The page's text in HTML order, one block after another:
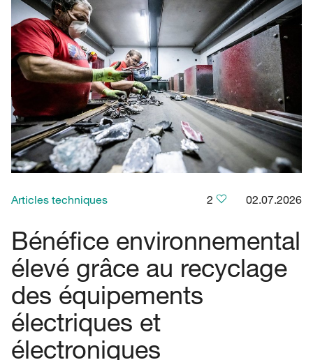
Articles techniques 2 02.07.2026
Bénéfice environnemental
élevé grâce au recyclage
des équipements
électriques et
électroniques